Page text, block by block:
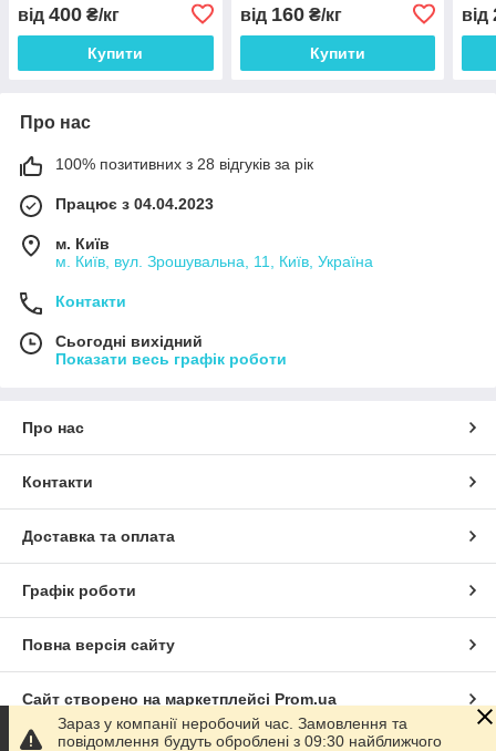
від 400 ₴/кг
Купити
від 160₴/кг
Купити
від
Про нас
100% позитивних з 28 відгуків за рік
Працює з 04.04.2023
м. Київ
м. Київ, вул. Зрошувальна, 11, Київ, Україна
Контакти
Сьогодні вихідний
Показати весь графік роботи
Про нас
Контакти
Доставка та оплата
Графік роботи
Повна версія сайту
Сайт створено на маркетплейсі Prom.ua
Зараз у компанії неробочий час. Замовлення та
повідомлення будуть оброблені з 09:30 найближчого